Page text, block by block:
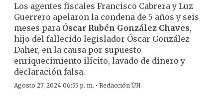
Los agentes fiscales Francisco Cabrera y Luz
Guerrero apelaron la condena de 5 años y seis
meses para Óscar Rubén González Chaves,
hijo del fallecido legislador Óscar González
Daher, en la causa por supuesto
enriquecimiento ilícito, lavado de dinero y
declaración falsa.
Agosto 27, 2024 06:55 p. m. · Redacción ÚH